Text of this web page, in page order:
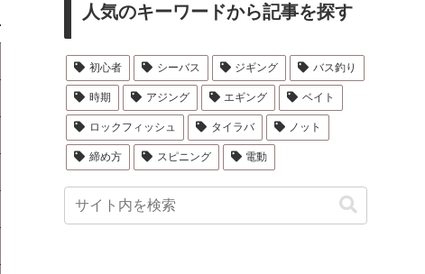
人気のキーワードから記事を探す
初心者 シーバス ジギング バス釣り
時期 アジング エギング ベイト
ロックフィッシュ タイラバ ノット
締め方 スピニング 電動